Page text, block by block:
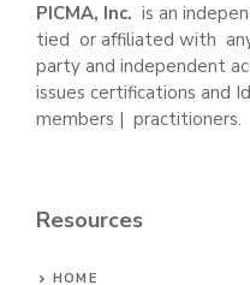
PICMA, Inc. is an
tied or affiliated with
party and independent
issues certifications and
members | practitioners.
Resources
HOME